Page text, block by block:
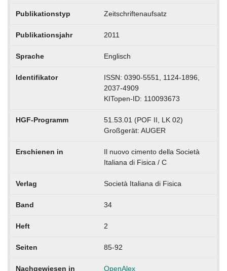
Publikationstyp Zeitschriftenaufsatz
Publikationsjahr 2011
Sprache Englisch
Identifikator
ISSN: 0390-5551, 1124-1896,
2037-4909
KITopen-ID: 110093673
HGF-Programm
51.53.01 (POF II, LK 02)
Großgerät: AUGER
Erschienen in
Il nuovo cimento della Società
Italiana di Fisica / C
Verlag Società Italiana di Fisica
Band 34
Heft 2
Seiten 85-92
Nachgewiesen in OpenAlex